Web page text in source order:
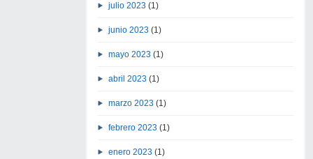
julio 2023 (1)
junio 2023 (1)
mayo 2023 (1)
abril 2023 (1)
marzo 2023 (1)
febrero 2023 (1)
enero 2023 (1)